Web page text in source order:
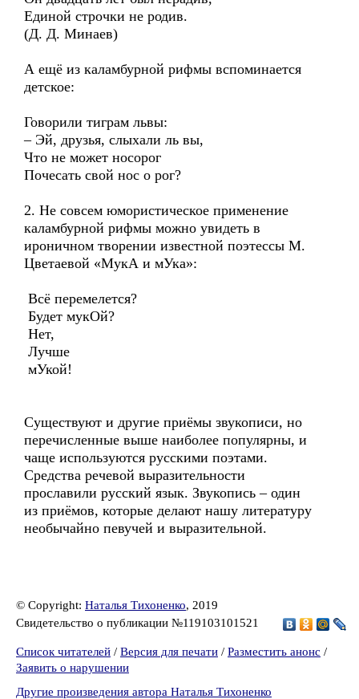
Единой строчки не родив.
(Д. Д. Минаев)
А ещё из каламбурной рифмы вспоминается
детское:
Говорили тиграм львы:
– Эй, друзья, слыхали ль вы,
Что не может носорог
Почесать свой нос о рог?
2. Не совсем юмористическое применение
каламбурной рифмы можно увидеть в
ироничном творении известной поэтессы М.
Цветаевой «МукА и мУка»:
Всё перемелется?
Будет мукОй?
Нет,
Лучше
мУкой!
Существуют и другие приёмы звукописи, но
перечисленные выше наиболее популярны, и
чаще используются русскими поэтами.
Средства речевой выразительности
прославили русский язык. Звукопись – один
из приёмов, которые делают нашу литературу
необычайно певучей и выразительной.
© Copyright: Наталья Тихоненко, 2019
Свидетельство о публикации №119103101521
Список читателей / Версия для печати / Разместить анонс /
Заявить о нарушении
Другие произведения автора Наталья Тихоненко